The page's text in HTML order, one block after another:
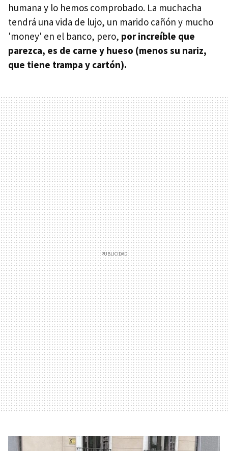
humana y lo hemos comprobado. La muchacha
tendrá una vida de lujo, un marido cañón y mucho
'money' en el banco, pero, por increíble que
parezca, es de carne y hueso (menos su nariz,
que tiene trampa y cartón).